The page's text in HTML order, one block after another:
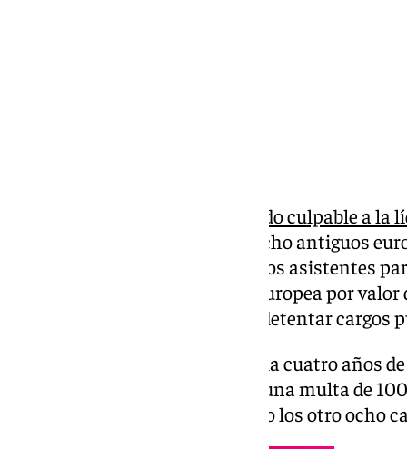
declarado culpable a
y a otros ocho antiguos
malversación, en el caso de falsos asistentes
desviaron fondos de la Unión Europea por
supone su inhabilitación para detentar cargos
La condena de Le Pen contempla cuatro años
cumplir bajo libertad vigilada-, una multa de
inhabilitación. Del mismo modo los otro ocho